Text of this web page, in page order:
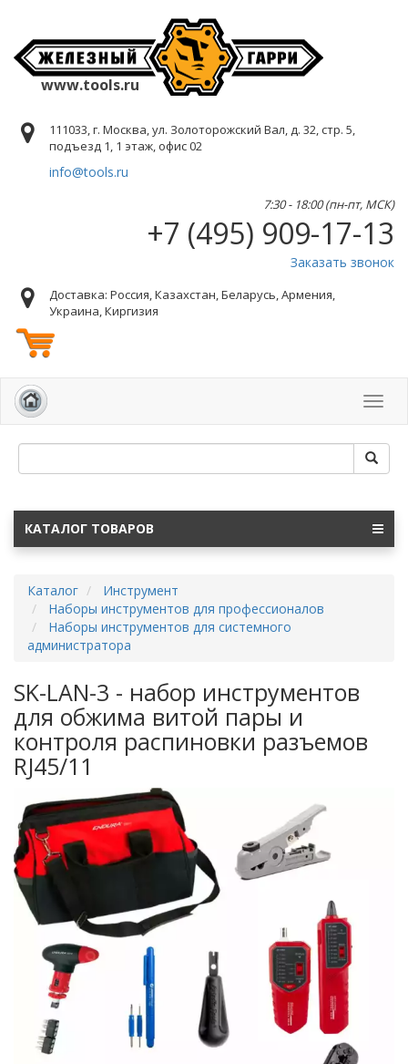
www.tools.ru
111033, г. Москва, ул. Золоторожский Вал, д. 32, стр. 5,
подъезд 1, 1 этаж, офис 02
info@tools.ru
7:30 - 18:00 (пн-пт, МСК)
+7 (495) 909-17-13
Заказать звонок
Доставка: Россия, Казахстан, Беларусь, Армения,
Украина, Киргизия
КАТАЛОГ ТОВАРОВ
Каталог
Инструмент
Наборы инструментов для профессионалов
Наборы инструментов для системного
администратора
SK-LAN-3 - набор инструментов
для обжима витой пары и
контроля распиновки разъемов
RJ45/11